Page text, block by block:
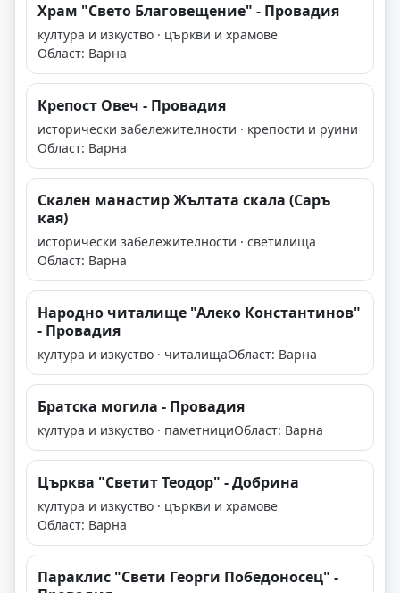
Храм "Свето Благовещение" - Провадия
култура и изкуство · църкви и храмове
Област: Варна
Крепост Овеч - Провадия
исторически забележителности · крепости и руини
Област: Варна
Скален манастир Жълтата скала (Саръ
кая)
исторически забележителности · светилища
Област: Варна
Народно читалище "Алеко Константинов"
- Провадия
култура и изкуство · читалищаОбласт: Варна
Братска могила - Провадия
култура и изкуство · паметнициОбласт: Варна
Църква "Светит Теодор" - Добрина
култура и изкуство · църкви и храмове
Област: Варна
Параклис "Свети Георги Победоносец" -